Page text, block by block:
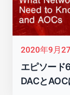
2020年9月
エピソード
DACと